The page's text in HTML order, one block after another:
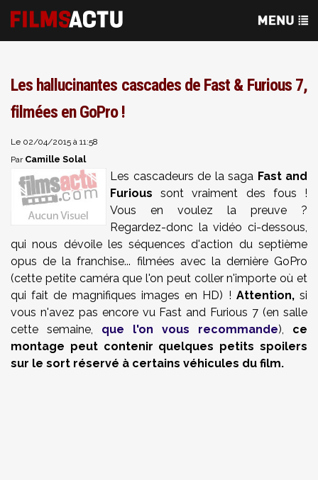
Les hallucinantes cascades de Fast & Furious 7,
filmées en GoPro !
Le 02/04/2015 à 11:58
Par Camille Solal
Les cascadeurs de la saga Fast and
Furious sont vraiment des fous !
Vous en voulez la preuve ?
Regardez-donc la vidéo ci-dessous,
qui nous dévoile les séquences d'action du septième
opus de la franchise... filmées avec la dernière GoPro
(cette petite caméra que l'on peut coller n'importe où et
qui fait de magnifiques images en HD) ! Attention,si
vous n'avez pas encore vu Fast and Furious 7 (en salle
cette semaine, que l'on vous recommande), ce
montage peut contenir quelques petits spoilers
sur le sort réservé à certains véhicules du film.